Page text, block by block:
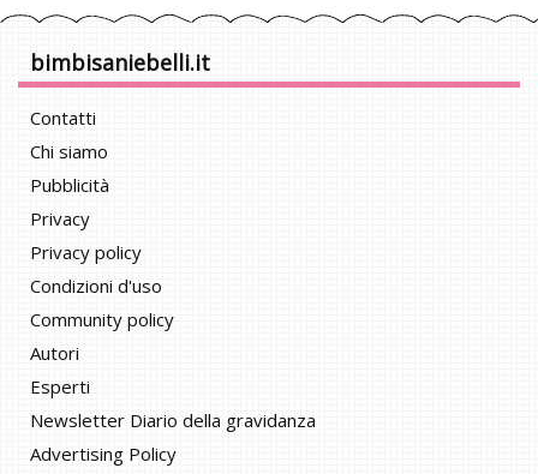
bimbisaniebelli.it
Contatti
Chi siamo
Pubblicità
Privacy
Privacy policy
Condizioni d'uso
Community policy
Autori
Esperti
Newsletter Diario della gravidanza
Advertising Policy